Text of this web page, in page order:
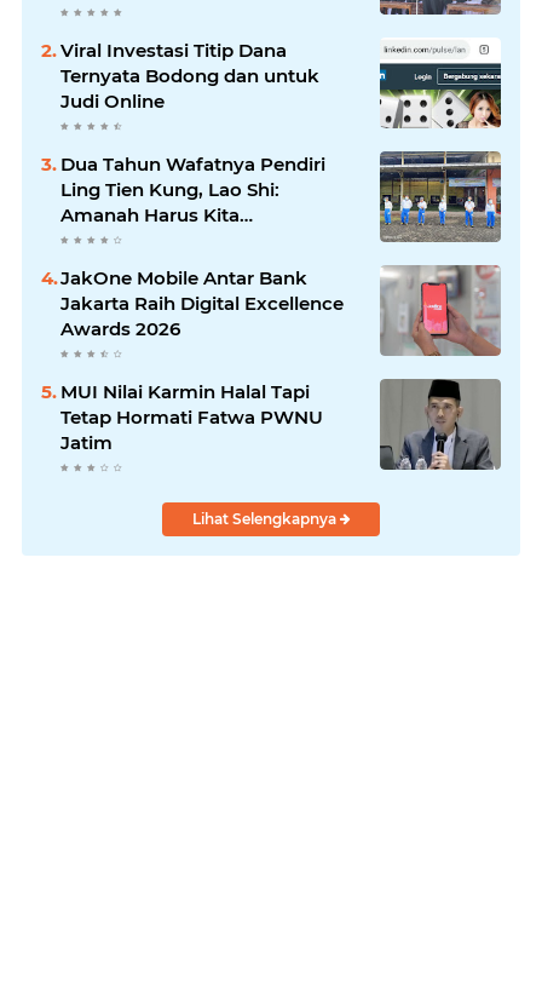
Viral Investasi Titip Dana
Ternyata Bodong dan untuk
Judi Online
Dua Tahun Wafatnya Pendiri
Ling Tien Kung, Lao Shi:
Amanah Harus Kita
Laksanakan!
JakOne Mobile Antar Bank
Jakarta Raih Digital Excellence
Awards 2026
MUI Nilai Karmin Halal Tapi
Tetap Hormati Fatwa PWNU
Jatim
Lihat Selengkapnya